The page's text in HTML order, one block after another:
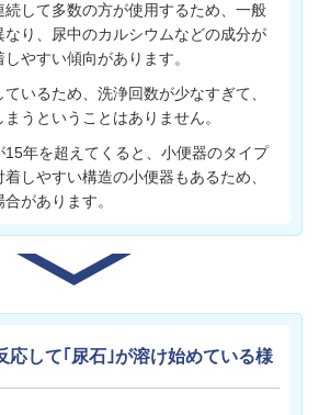
して多数の方が使用するため、一般
り、尿中のカルシウムなどの成分が
しやすい傾向があります。
いるため、洗浄回数が少なすぎて、
うということはありません。
15年を超えてくると、小便器のタイプ
しやすい構造の小便器もあるため、
があります。
応して｢尿石｣が溶け始めている様